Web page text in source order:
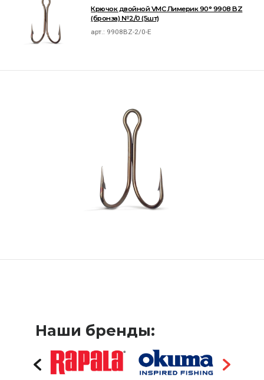
Крючок двойной VMC Лимерик 90° 9908 BZ
(бронза) №2/0 (5шт)
арт.: 9908BZ-2/0-E
Наши бренды: